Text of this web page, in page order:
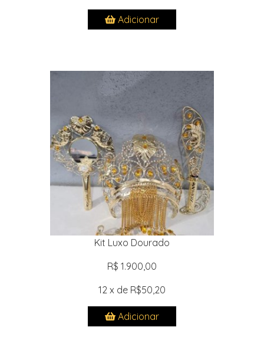
Adicionar
Kit Luxo Dourado
R$ 1.900,00
12 x de R$50,20
Adicionar